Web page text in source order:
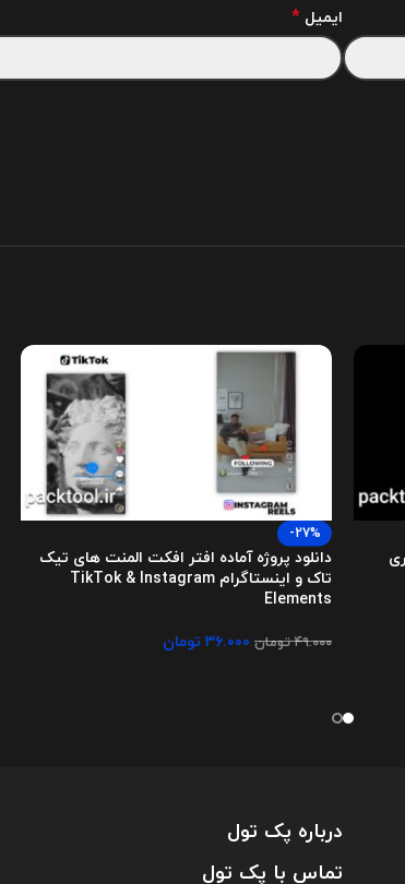
ایمیل *
-27%
دانلود پروژه آماده افتر افکت المنت های تیک
تاک و اینستاگرام TikTok & Instagram
Elements
۴۹.۰۰۰تومان ۳۶.۰۰۰ تومان
درباره پک تول
تماس با پک تول